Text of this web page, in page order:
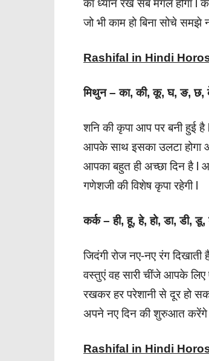
का ध्यान रखें सब मंगल होगा l
जो भी काम हो बिना सोचे समझे
Rashifal in Hindi
मिथुन – का, की, कू, घ, ङ,
शनि की कृपा आप पर बनी हुई
आपके साथ इसका उलटा
आपका बहुत ही अच्छा दिन है l
गणेशजी की विशेष कृपा रहेगी l
कर्क – ही, हू, हे, हो, डा, डी,
जिदंगी रोज नए-नए रंग
वस्तुएं वह सारी चींजे आपके
रखकर हर परेशानी से दूर
अपने नए दिन की शुरुआत करेंगे
Rashifal in Hindi